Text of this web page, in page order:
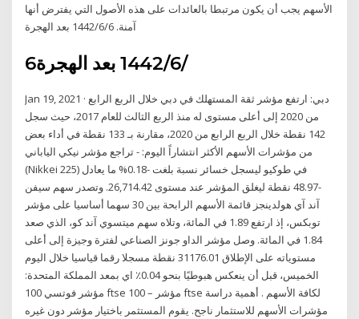
الأسهم يجب أن يكون مرتبطا بالعائدات على هذه الأصول التي يفترض أنها
آمنة. 6‏‏/6‏‏/1442 بعد الهجرة
6‏‏/6‏‏/1442 بعد الهجرة
Jan 19, 2021 · دبي: ارتفع مؤشر ثقة المستهلك في دبي خلال الربع الرابع
من 2020 إلى أعلى مستوى له منذ الربع الثالث للعام 2017، حيث سجل
142 نقطة خلال الربع الرابع من 2020، مقارنة بـ 133 نقطة في أداء بعض
من مؤشرات الأسهم الأكثر انتشاراً اليوم: - تراجع مؤشر نيكي الياباني
(Nikkei 225) في طوكيو ليسجل خسائر نسبة بلغت -0.18% ما يعادل
-48.97 نقطة ليغلق المؤشر عند مستوى 26,714.42. وتصدر سهم سيفن
آند آي هولدينجز قائمة الأسهم الرابحة بين 30 سهما أساسيا على مؤشر
توبكس، إذ ارتفع 1.89 في المائة، وتلاه سهم ميتسوي آند كو، الذي صعد
1.84 في المائة. وصل مؤشر الداو جونز الصناعي لفترة وجيزة إلى أعلى
مستوياته على الإطلاق 31176.01 نقطة مسجلا رقما قياسيا خلال اليوم
الخميس، قبل أن ينعكس هبوطيًا بنحو 0.04٪ اي بمعد المملكة المتحدة:
مؤشر فوتسي 100 ftse 100 – مؤشر ftse لكافة الأسهم . أهمية دراسة
مؤشرات الأسهم للاستثمار ناجح. يقوم المستثمر باختيار مؤشر دون غيره